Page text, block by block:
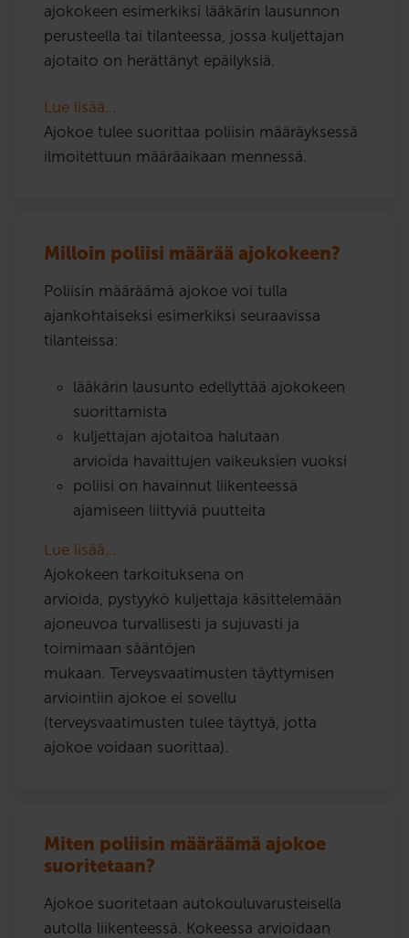
ajokokeen esimerkiksi lääkärin lausunnon
perusteella tai tilanteessa, jossa kuljettajan
ajotaito on herättänyt epäilyksiä.
Lue lisää…
Ajokoe tulee suorittaa poliisin määräyksessä
ilmoitettuun määräaikaan mennessä.
Milloin poliisi määrää ajokokeen?
Poliisin määräämä ajokoe voi tulla
ajankohtaiseksi esimerkiksi seuraavissa
tilanteissa:
lääkärin lausunto edellyttää ajokokeen
suorittamista
kuljettajan ajotaitoa halutaan
arvioida havaittujen vaikeuksien vuoksi
poliisi on havainnut liikenteessä
ajamiseen liittyviä puutteita
Lue lisää…
Ajokokeen tarkoituksena on
arvioida, pystyykö kuljettaja käsittelemään
ajoneuvoa turvallisesti ja sujuvasti ja
toimimaan sääntöjen
mukaan. Terveysvaatimusten täyttymisen
arviointiin ajokoe ei sovellu
(terveysvaatimusten tulee täyttyä, jotta
ajokoe voidaan suorittaa).
Miten poliisin määräämä ajokoe
suoritetaan?
Ajokoe suoritetaan autokouluvarusteisella
autolla liikenteessä. Kokeessa arvioidaan